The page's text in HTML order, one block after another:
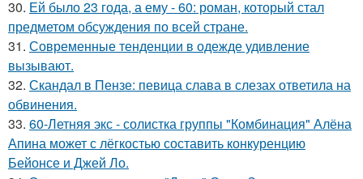
30. Ей было 23 года, а ему - 60: роман, который стал
предметом обсуждения по всей стране.
31. Современные тенденции в одежде удивление
вызывают.
32. Скандал в Пензе: певица слава в слезах ответила на
обвинения.
33. 60-Летняя экс - солистка группы "Комбинация" Алёна
Апина может с лёгкостью составить конкуренцию
Бейонсе и Джей Ло.